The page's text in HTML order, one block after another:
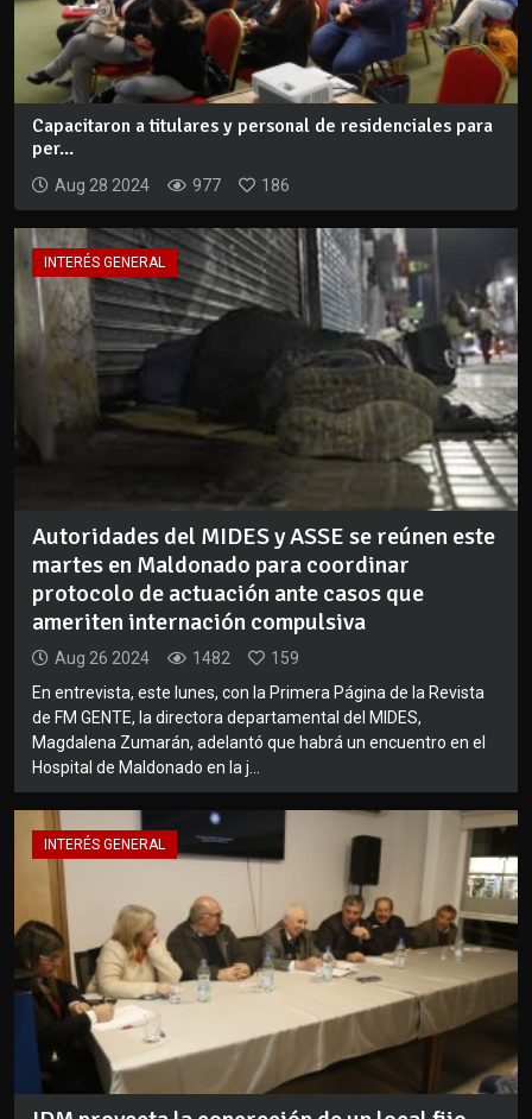
Capacitaron a titulares y personal de residenciales para
per...
Aug 28 2024 977 186
INTERÉS GENERAL
Autoridades del MIDES y ASSE se reúnen este
martes en Maldonado para coordinar
protocolo de actuación ante casos que
ameriten internación compulsiva
Aug 26 2024 1482
159
En entrevista, este lunes, con la Primera Página de la Revista
de FM GENTE, la directora departamental del MIDES,
Magdalena Zumarán, adelantó que habrá un encuentro en el
Hospital de Maldonado en la j...
INTERÉS GENERAL